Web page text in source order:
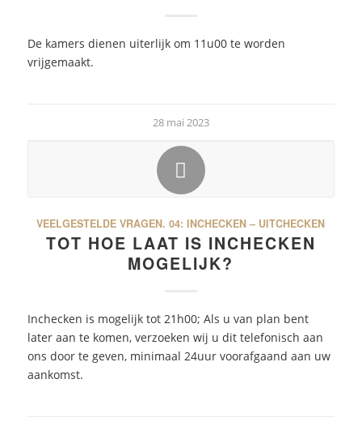
De kamers dienen uiterlijk om 11u00 te worden
vrijgemaakt.
28 mai 2023
VEELGESTELDE VRAGEN. 04: INCHECKEN – UITCHECKEN
TOT HOE LAAT IS INCHECKEN
MOGELIJK?
Inchecken is mogelijk tot 21h00; Als u van plan bent
later aan te komen, verzoeken wij u dit telefonisch aan
ons door te geven, minimaal 24uur voorafgaand aan uw
aankomst.